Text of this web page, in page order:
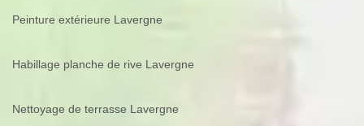
Peinture extérieure Lavergne
Habillage planche de rive Lavergne
Nettoyage de terrasse Lavergne